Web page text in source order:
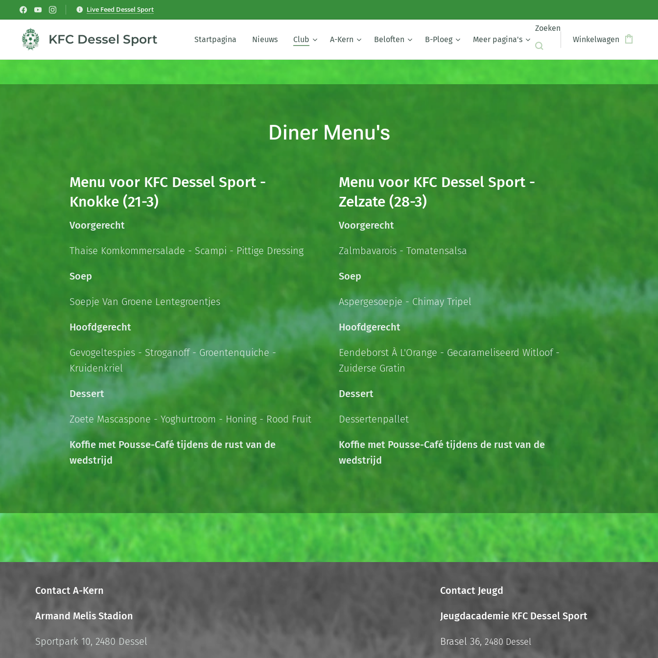
Live Feed Dessel Sport
KFC Dessel Sport Startpagina Nieuws Club A-Kern Beloften B-Ploeg Meer pagina's
Zoeken
Winkelwagen
Diner Menu's
Menu voor KFC Dessel Sport -
Knokke (21-3)
Voorgerecht
Thaise Komkommersalade - Scampi - Pittige Dressing
Soep
Soepje Van Groene Lentegroentjes
Hoofdgerecht
Gevogeltespies - Stroganoff - Groentenquiche -
Kruidenkriel
Dessert
Zoete Mascaspone - Yoghurtroom - Honing - Rood Fruit
Koffie met Pousse-Café tijdens de rust van de
wedstrijd
Menu voor KFC Dessel Sport -
Zelzate (28-3)
Voorgerecht
Zalmbavarois - Tomatensalsa
Soep
Aspergesoepje - Chimay Tripel
Hoofdgerecht
Eendeborst À L'Orange - Gecarameliseerd Witloof -
Zuiderse Gratin
Dessert
Dessertenpallet
Koffie met Pousse-Café tijdens de rust van de
wedstrijd
Contact A-Kern
Armand Melis Stadion
Sportpark 10, 2480 Dessel
Contact Jeugd
Jeugdacademie KFC Dessel Sport
Brasel 36, 2480 Dessel